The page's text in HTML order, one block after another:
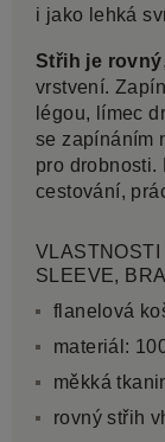
i jako lehká
Střih je rovný
vrstvení.
légou, límec
se zapínáním
pro drobnosti.
cestování,
SLEEVE,
flanelová
materiál:
měkká
rovný střih